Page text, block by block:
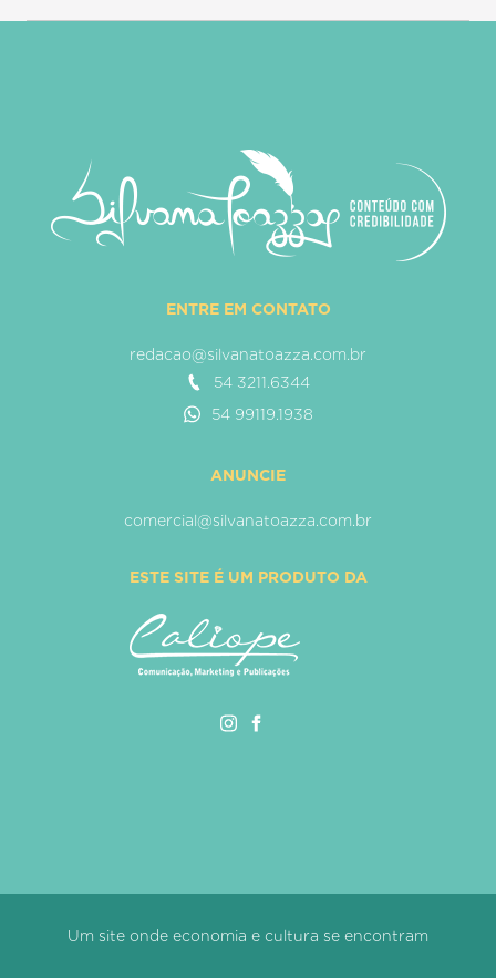
ENTRE EM CONTATO
redacao@silvanatoazza.com.br
54 3211.6344
54 99119.1938
ANUNCIE
comercial@silvanatoazza.com.br
ESTE SITE É UM PRODUTO DA
Um site onde economia e cultura se encontram